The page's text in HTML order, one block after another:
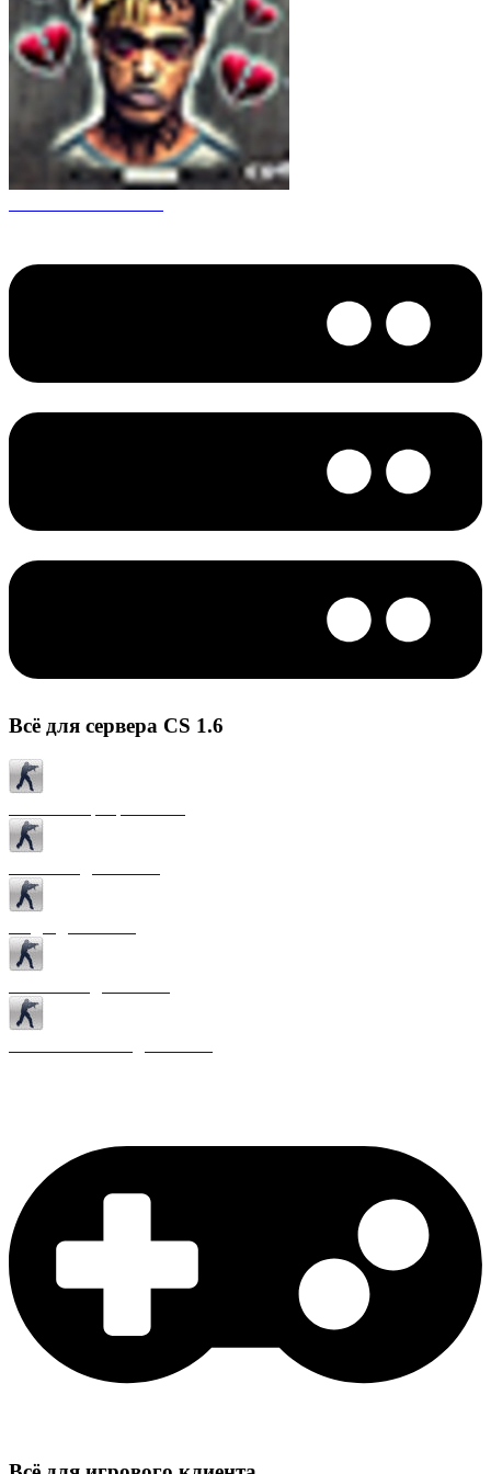
Всё для сервера CS 1.6